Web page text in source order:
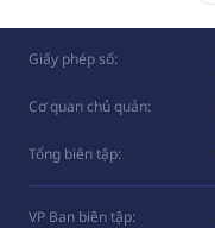
Giấy phép số:
Cơ quan chủ quản:
Tổng biên tập:
VP Ban biên tập: